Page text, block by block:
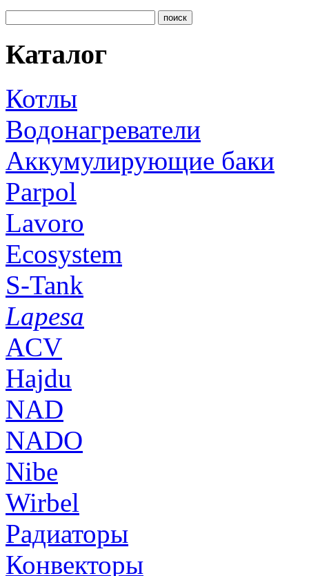
Каталог
Котлы
Водонагреватели
Аккумулирующие баки
Parpol
Lavoro
Ecosystem
S-Tank
Lapesa
ACV
Hajdu
NAD
NADO
Nibe
Wirbel
Радиаторы
Конвекторы